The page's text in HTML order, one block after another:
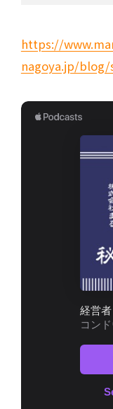
https://
nagoya.jp/